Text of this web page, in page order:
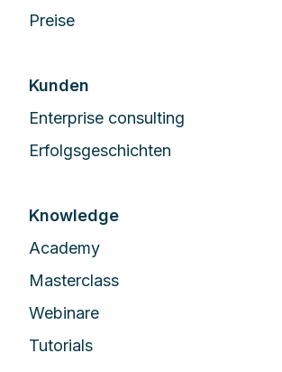
Preise
Kunden
Enterprise сonsulting
Erfolgsgeschichten
Knowledge
Academy
Masterclass
Webinare
Tutorials